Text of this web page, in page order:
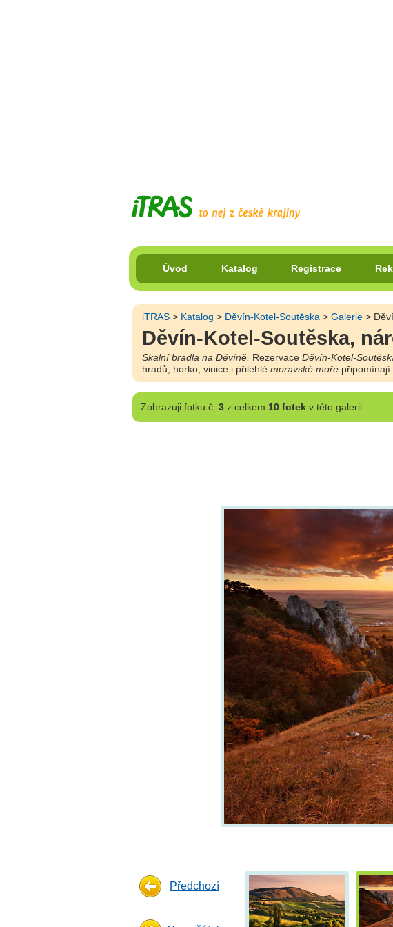
Úvod Katalog Registrace
iTRAS > Katalog > Děvín-Kotel-Soutěska >Galerie >
Děvín-Kotel-Soutěska,
Skalní bradla na Děvíně. Rezervace Děvín-Kotel-
hradů, horko, vinice i přilehlé moravské mořepřipomínají
Zobrazujifotku č. 3z celkem 10 fotekv této galerii.
Předchozí